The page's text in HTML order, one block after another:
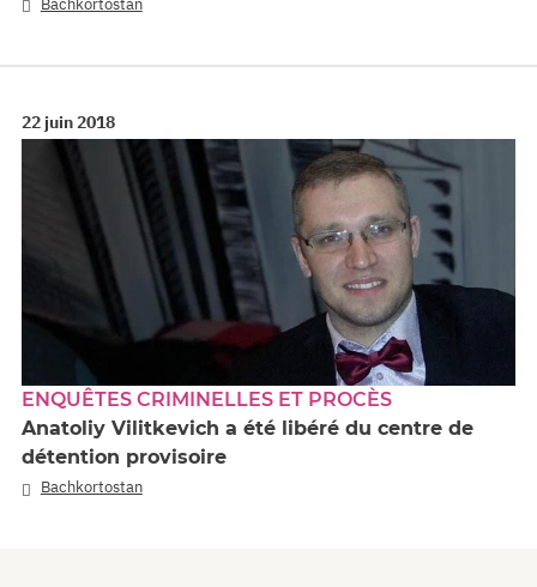
Bachkortostan
22 juin 2018
ENQUÊTES CRIMINELLES ET PROCÈS
Anatoliy Vilitkevich a été libéré du centre de
détention provisoire
Bachkortostan